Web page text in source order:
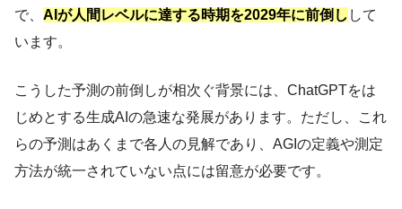
で、 AIが人間レベルに達する時期を2029年に前倒し して
います。
こうした予測の前倒しが相次ぐ背景には、ChatGPTをは
じめとする生成AIの急速な発展があります。ただし、これ
らの予測はあくまで各人の見解であり、AGIの定義や測定
方法が統一されていない点には留意が必要です。